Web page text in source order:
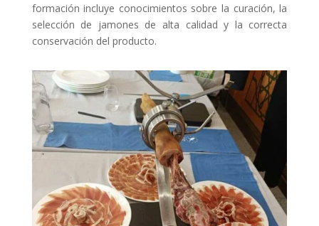
formación incluye conocimientos sobre la curación, la
selección de jamones de alta calidad y la correcta
conservación del producto.